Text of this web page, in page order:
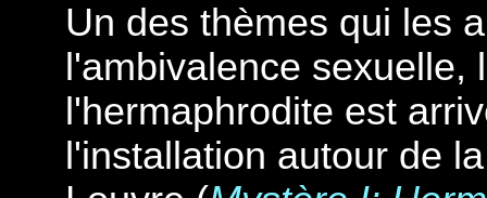
Un des thèmes qui les
l'ambivalence
l'hermaphrodite est
l'installation autour de